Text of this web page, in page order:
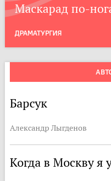
Маскарад по-
ДРАМАТУРГИЯ
Барсук
Александр Лыгденов
Когда в Москву я